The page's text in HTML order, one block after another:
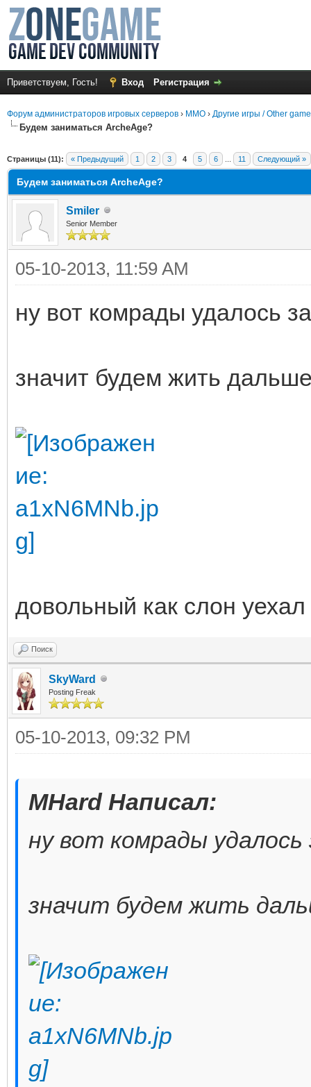
Приветствуем, Гость! Вход Регистрация
Форум администраторов игровых серверов › MMO › Другие игры / Other
Будем заниматься ArcheAge?
Страницы (11): « Предыдущий 1 2 3 4 5 6 11 Следующий »
Будем заниматься ArcheAge?
Smiler
Senior Member
05-10-2013, 11:59 AM
ну вот комрады удалось
значит будем жить
довольный как слон
Поиск
SkyWard
Posting Freak
05-10-2013, 09:32 PM
MHard Написал:
ну вот комрады удалось
значит будем жить